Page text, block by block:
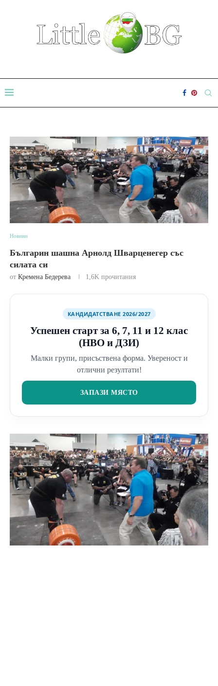
Новини
Българин шашна Арнолд Шварценегер със
силата си
от Кремена Бедерева 1,6K прочитания
КАНДИДАТСТВАНЕ 2026/2027
Успешен старт за 6, 7, 11 и 12 клас
(НВО и ДЗИ)
Малки групи, присъствена форма. Увереност и
отлични резултати!
ЗАПАЗИ МЯСТО